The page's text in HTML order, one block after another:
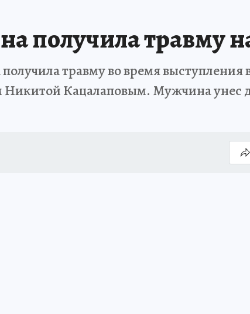
получила травму
травму во время выступления
Никитой Кацалаповым. Мужчина унес